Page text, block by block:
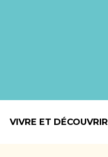
VIVRE ET DÉCOUVRIR